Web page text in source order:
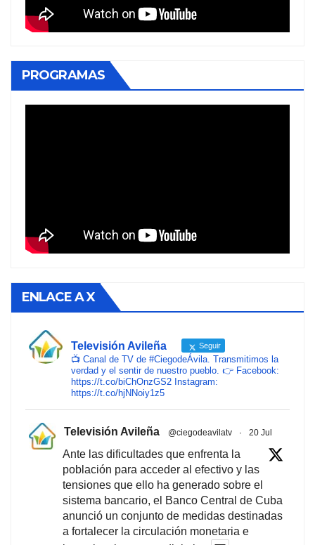
PROGRAMAS
ENLACE A X
Televisión Avileña Seguir
📺 Canal de TV de #CiegodeÁvila. Transmitimos la
verdad y el sentir de nuestro pueblo. 👉 Facebook:
https://t.co/biChOnzGS2 Instagram:
https://t.co/hjNNoiy1z5
Televisión Avileña @ciegodeavilatv · 20 Jul
Ante las dificultades que enfrenta la
población para acceder al efectivo y las
tensiones que ello ha generado sobre el
sistema bancario, el Banco Central de Cuba
anunció un conjunto de medidas destinadas
a fortalecer la circulación monetaria e